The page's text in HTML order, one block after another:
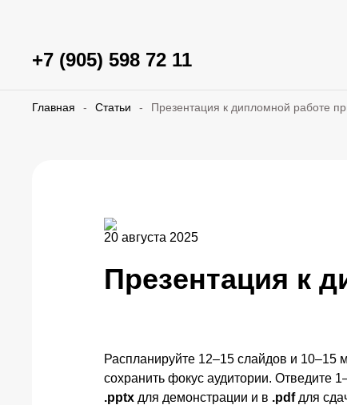
+7 (905) 598 72 11
Главная - Статьи - Презентация к дипломной работе
20 августа 2025
Презентация к
Распланируйте 12–15 слайдов и 10–15
сохранить фокус аудитории. Отведите
.pptx для демонстрации и в .pdfдля